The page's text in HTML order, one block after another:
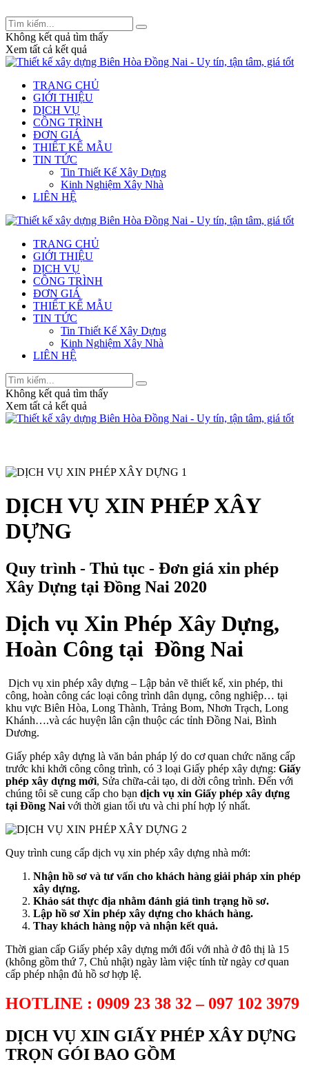
Không kết quả tìm thấy
Xem tất cả kết quả
TRANG CHỦ
GIỚI THIỆU
DỊCH VỤ
CÔNG TRÌNH
ĐƠN GIÁ
THIẾT KẾ MẪU
TIN TỨC
Tin Thiết Kế Xây Dựng
Kinh Nghiệm Xây Nhà
LIÊN HỆ
TRANG CHỦ
GIỚI THIỆU
DỊCH VỤ
CÔNG TRÌNH
ĐƠN GIÁ
THIẾT KẾ MẪU
TIN TỨC
Tin Thiết Kế Xây Dựng
Kinh Nghiệm Xây Nhà
LIÊN HỆ
Không kết quả tìm thấy
Xem tất cả kết quả
DỊCH VỤ XIN PHÉP XÂY
DỰNG
Quy trình - Thủ tục - Đơn giá xin phép
Xây Dựng tại Đồng Nai 2020
Dịch vụ Xin Phép Xây Dựng,
Hoàn Công tại Đồng Nai
Dịch vụ xin phép xây dựng – Lập bản vẽ thiết kế, xin phép, thi
công, hoàn công các loại công trình dân dụng, công nghiệp… tại
khu vực Biên Hòa, Long Thành, Trảng Bom, Nhơn Trạch, Long
Khánh….và các huyện lân cận thuộc các tỉnh Đồng Nai, Bình
Dương.
Giấy phép xây dựng là văn bản pháp lý do cơ quan chức năng cấp
trước khi khởi công công trình, có 3 loại Giấy phép xây dựng: Giấy
phép xây dựng mới, Sửa chữa-cải tạo, di dời công trình. Đến với
chúng tôi sẽ cung cấp cho bạn dịch vụ xin Giấy phép xây dựng
tại Đồng Nai với thời gian tối ưu và chi phí hợp lý nhất.
Quy trình cung cấp dịch vụ xin phép xây dựng nhà mới:
Nhận hồ sơ và tư vấn cho khách hàng giải pháp xin phép
xây dựng.
Khảo sát thực địa nhằm đánh giá tình trạng hồ sơ.
Lập hồ sơ Xin phép xây dựng cho khách hàng.
Thay khách hàng nộp và nhận kết quả.
Thời gian cấp Giấy phép xây dựng mới đối với nhà ở đô thị là 15
(không gồm thứ 7, Chủ nhật) ngày làm việc tính từ ngày cơ quan
cấp phép nhận đủ hồ sơ hợp lệ.
HOTLINE : 0909 23 38 32 – 097 102 3979
DỊCH VỤ XIN GIẤY PHÉP XÂY DỰNG
TRỌN GÓI BAO GỒM